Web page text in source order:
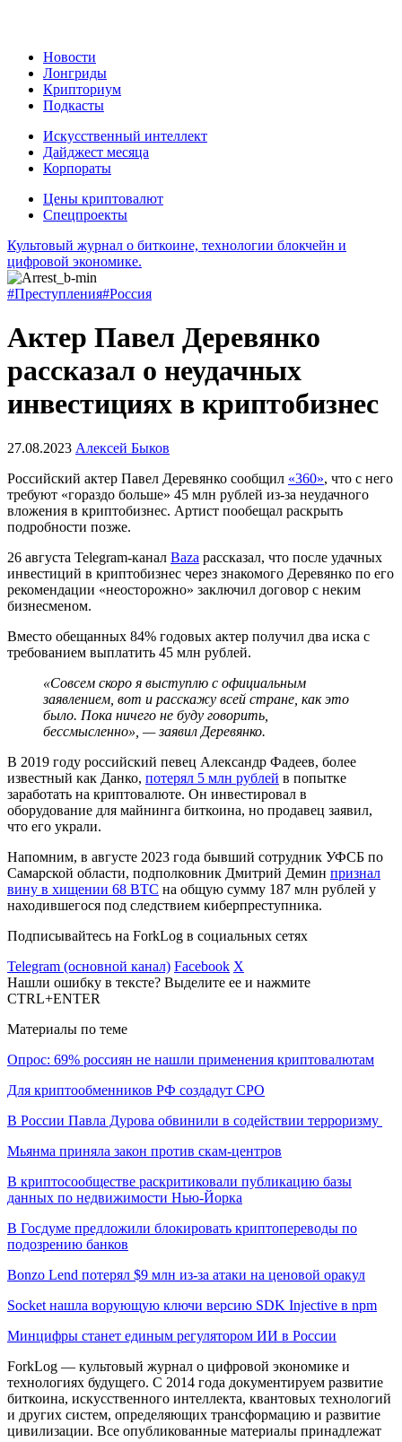
Новости
Лонгриды
Крипториум
Подкасты
Искусственный интеллект
Дайджест месяца
Корпораты
Цены криптовалют
Спецпроекты
Культовый журнал о биткоине, технологии блокчейн и
цифровой экономике.
#Преступления#Россия
Актер Павел Деревянко
рассказал о неудачных
инвестициях в криптобизнес
27.08.2023 Алексей Быков
Российский актер Павел Деревянко сообщил «360», что с него
требуют «гораздо больше» 45 млн рублей из-за неудачного
вложения в криптобизнес. Артист пообещал раскрыть
подробности позже.
26 августа Telegram-канал Baza рассказал, что после удачных
инвестиций в криптобизнес через знакомого Деревянко по его
рекомендации «неосторожно» заключил договор с неким
бизнесменом.
Вместо обещанных 84% годовых актер получил два иска с
требованием выплатить 45 млн рублей.
«Совсем скоро я выступлю с официальным
заявлением, вот и расскажу всей стране, как это
было. Пока ничего не буду говорить,
бессмысленно», — заявил Деревянко.
В 2019 году российский певец Александр Фадеев, более
известный как Данко, потерял 5 млн рублей в попытке
заработать на криптовалюте. Он инвестировал в
оборудование для майнинга биткоина, но продавец заявил,
что его украли.
Напомним, в августе 2023 года бывший сотрудник УФСБ по
Самарской области, подполковник Дмитрий Демин признал
вину в хищении 68 BTC на общую сумму 187 млн рублей у
находившегося под следствием киберпреступника.
Подписывайтесь на ForkLog в социальных сетях
Telegram (основной канал) Facebook X
Нашли ошибку в тексте? Выделите ее и нажмите
CTRL+ENTER
Материалы по теме
Опрос: 69% россиян не нашли применения криптовалютам
Для криптообменников РФ создадут СРО
В России Павла Дурова обвинили в содействии терроризму
Мьянма приняла закон против скам-центров
В криптосообществе раскритиковали публикацию базы
данных по недвижимости Нью-Йорка
В Госдуме предложили блокировать криптопереводы по
подозрению банков
Bonzo Lend потерял $9 млн из-за атаки на ценовой оракул
Socket нашла ворующую ключи версию SDK Injective в npm
Минцифры станет единым регулятором ИИ в России
ForkLog — культовый журнал о цифровой экономике и
технологиях будущего. С 2014 года документируем развитие
биткоина, искусственного интеллекта, квантовых технологий
и других систем, определяющих трансформацию и развитие
цивилизации. Все опубликованные материалы принадлежат